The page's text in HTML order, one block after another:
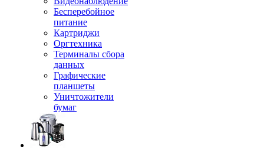
Бесперебойное
питание
Картриджи
Оргтехника
Терминалы сбора
данных
Графические
планшеты
Уничтожители
бумаг